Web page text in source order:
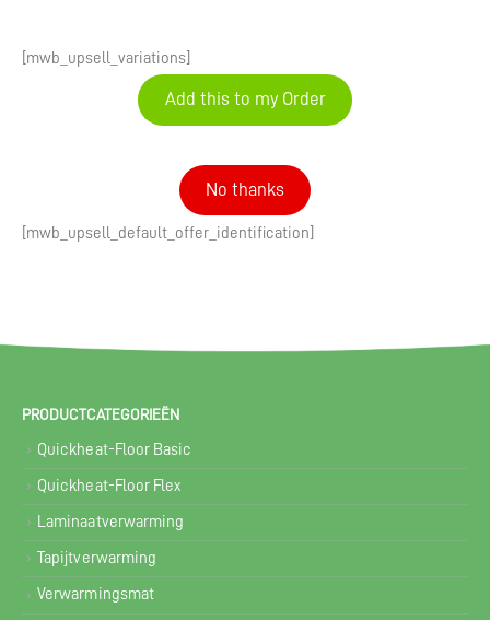
[mwb_upsell_variations]
Add this to my Order
No thanks
[mwb_upsell_default_offer_identification]
PRODUCTCATEGORIEËN
Quickheat-Floor Basic
Quickheat-Floor Flex
Laminaatverwarming
Tapijtverwarming
Verwarmingsmat